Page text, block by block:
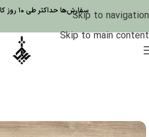
Skip to navigation
Skip to main content
سفارش‌ها حداکثر طی 10 روز کاری آماده می‌شوند.